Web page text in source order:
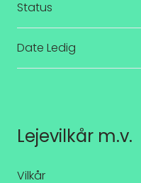
Status
Date Ledig
Lejevilkår m.v.
Vilkår